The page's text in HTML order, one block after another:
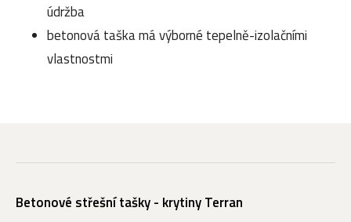
údržba
betonová taška má výborné tepelně-izolačními
vlastnostmi
Betonové střešní tašky - krytiny Terran